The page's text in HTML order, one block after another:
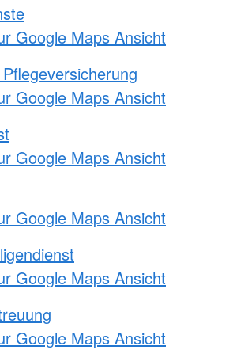
Google Maps Ansicht
Google Maps Ansicht
Google Maps Ansicht
Google Maps Ansicht
Google Maps Ansicht
Google Maps Ansicht